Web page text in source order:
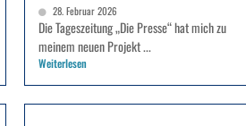
28. Februar 2026
Die Tageszeitung „Die Presse“ hat mich zu
meinem neuen Projekt ...
Weiterlesen